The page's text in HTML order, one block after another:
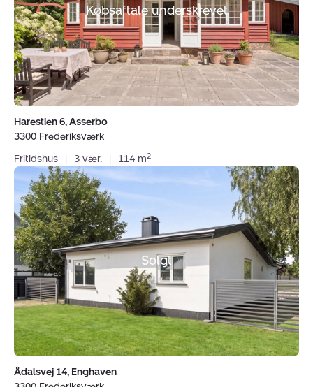
FrederiksværkKøbsaftale underskrevet
Harestien 6, Asserbo
3300 Frederiksværk
Fritidshus
| 3 vær. | 114 m2
Villa:
Ådalsvej
14,
Enghaven,
3300
Frederiksværk
Solgt
Ådalsvej 14, Enghaven